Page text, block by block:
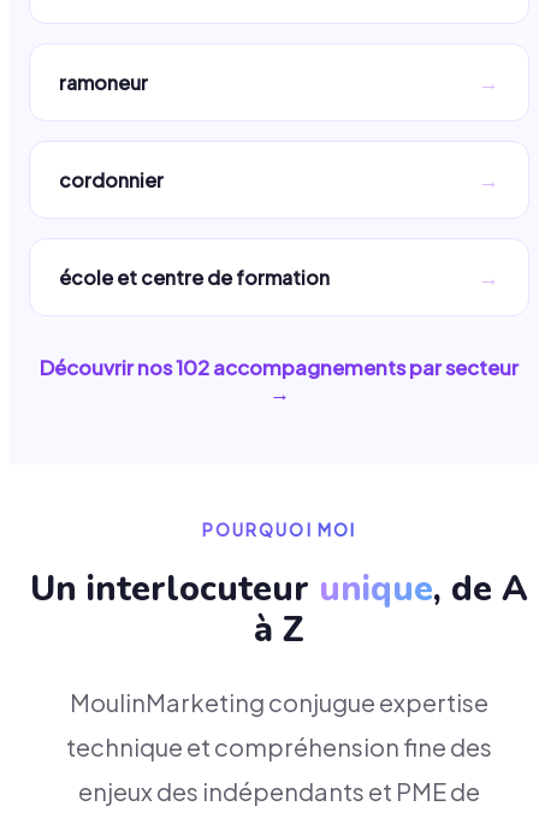
ramoneur →
cordonnier →
école et centre de formation →
Découvrir nos102accompagnements par secteur
→
POURQUOI MOI
Un interlocuteur unique, de A
à Z
MoulinMarketing conjugue expertise
technique et compréhension fine des
enjeux des indépendants et PME de